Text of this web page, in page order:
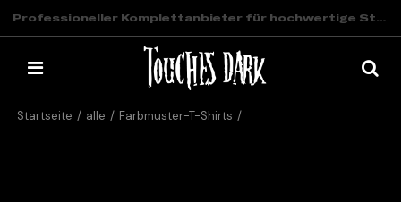
Professioneller Komplettanbieter für hochwertige Streetwear
Startseite / alle / Farbmuster-T-Shirts /